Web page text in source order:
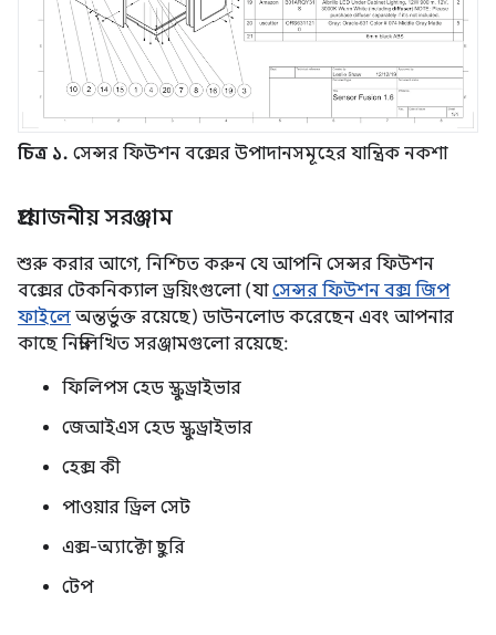
চিত্র ১. সেন্সর ফিউশন বক্সের উপাদানসমূহের যান্ত্রিক নকশা
প্রয়োজনীয় সরঞ্জাম
শুরু করার আগে, নিশ্চিত করুন যে আপনি সেন্সর ফিউশন
বক্সের টেকনিক্যাল ড্রয়িংগুলো (যাসেন্সর ফিউশন বক্স জিপ
ফাইলে অন্তর্ভুক্ত রয়েছে) ডাউনলোড করেছেন এবং আপনার
কাছে নিম্নলিখিত সরঞ্জামগুলো রয়েছে:
ফিলিপস হেড স্ক্রুড্রাইভার
জেআইএস হেড স্ক্রুড্রাইভার
হেক্স কী
পাওয়ার ড্রিল সেট
এক্স-অ্যাক্টো ছুরি
টেপ